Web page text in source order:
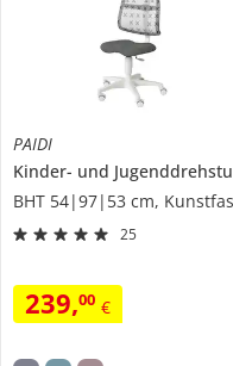
PAIDI
25
239,00 €